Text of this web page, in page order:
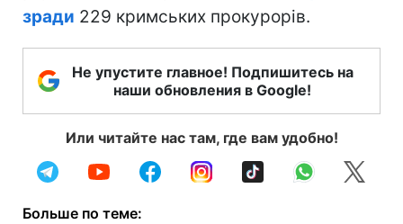
зради 229 кримських прокурорів.
Не упустите главное! Подпишитесь на
наши обновления в Google!
Или читайте нас там, где вам удобно!
Больше по теме: